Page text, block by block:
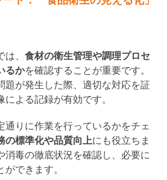
、 食材の衛生管理や調理プロセ
るかを確認することが重要です。
題が発生した際、適切な対応を証
よる記録が有効です。
通りに作業を行っているかをチェ
の標準化や品質向上にも役立ちま
消毒の徹底状況を確認し、必要に
できます。